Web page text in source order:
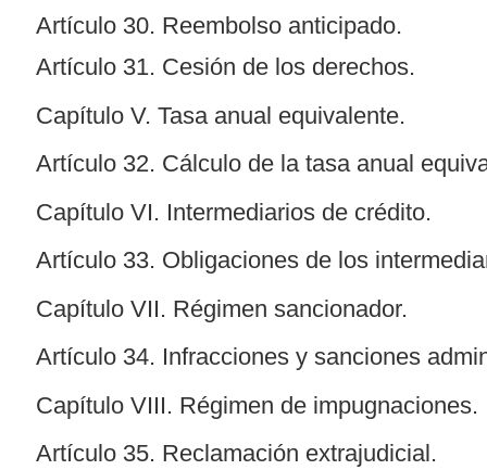
Artículo 30. Reembolso anticipado.
Artículo 31. Cesión de los derechos.
Capítulo V. Tasa anual equivalente.
Artículo 32. Cálculo de la tasa anual
Capítulo VI. Intermediarios de crédito.
Artículo 33. Obligaciones de los
Capítulo VII. Régimen sancionador.
Artículo 34. Infracciones y sanciones
Capítulo VIII. Régimen de impugnaciones.
Artículo 35. Reclamación extrajudicial.